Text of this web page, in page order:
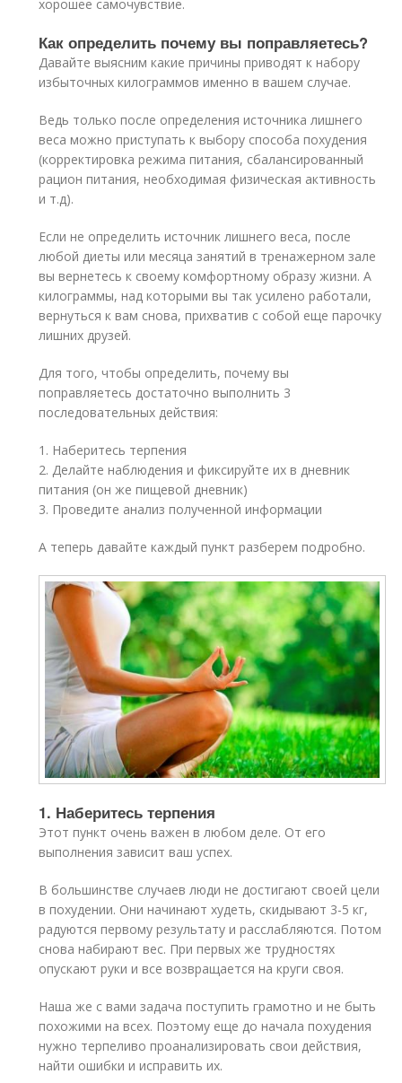
хорошее самочувствие.
Как определить почему вы поправляетесь?
Давайте выясним какие причины приводят к набору
избыточных килограммов именно в вашем случае.
Ведь только после определения источника лишнего
веса можно приступать к выбору способа похудения
(корректировка режима питания, сбалансированный
рацион питания, необходимая физическая активность
и т.д).
Если не определить источник лишнего веса, после
любой диеты или месяца занятий в тренажерном зале
вы вернетесь к своему комфортному образу жизни. А
килограммы, над которыми вы так усилено работали,
вернуться к вам снова, прихватив с собой еще парочку
лишних друзей.
Для того, чтобы определить, почему вы
поправляетесь достаточно выполнить 3
последовательных действия:
1. Наберитесь терпения
2. Делайте наблюдения и фиксируйте их в дневник
питания (он же пищевой дневник)
3. Проведите анализ полученной информации
А теперь давайте каждый пункт разберем подробно.
1. Наберитесь терпения
Этот пункт очень важен в любом деле. От его
выполнения зависит ваш успех.
В большинстве случаев люди не достигают своей цели
в похудении. Они начинают худеть, скидывают 3-5 кг,
радуются первому результату и расслабляются. Потом
снова набирают вес. При первых же трудностях
опускают руки и все возвращается на круги своя.
Наша же с вами задача поступить грамотно и не быть
похожими на всех. Поэтому еще до начала похудения
нужно терпеливо проанализировать свои действия,
найти ошибки и исправить их.